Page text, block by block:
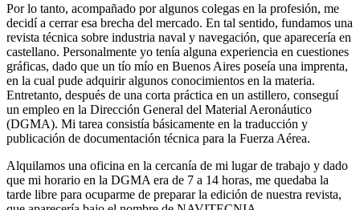
Por lo tanto, acompañado por algunos colegas en la profesión, me
decidí a cerrar esa brecha del mercado. En tal sentido, fundamos una
revista técnica sobre industria naval y navegación, que aparecería en
castellano. Personalmente yo tenía alguna experiencia en cuestiones
gráficas, dado que un tío mío en Buenos Aires poseía una imprenta,
en la cual pude adquirir algunos conocimientos en la materia.
Entretanto, después de una corta práctica en un astillero, conseguí
un empleo en la Dirección General del Material Aeronáutico
(DGMA). Mi tarea consistía básicamente en la traducción y
publicación de documentación técnica para la Fuerza Aérea.
Alquilamos una oficina en la cercanía de mi lugar de trabajo y dado
que mi horario en la DGMA era de 7 a 14 horas, me quedaba la
tarde libre para ocuparme de preparar la edición de nuestra revista,